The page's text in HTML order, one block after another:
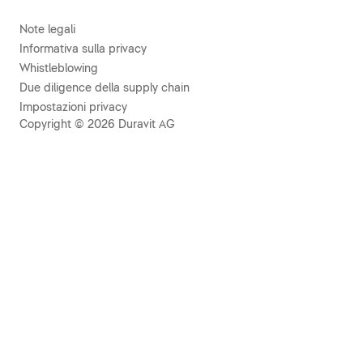
Note legali
Informativa sulla privacy
Whistleblowing
Due diligence della supply chain
Impostazioni privacy
Copyright © 2026 Duravit AG